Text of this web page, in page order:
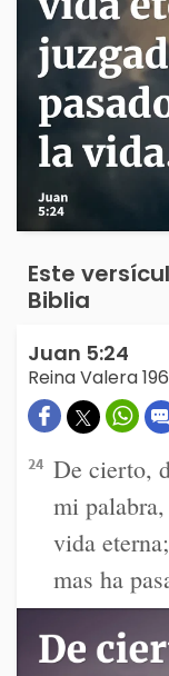
Este
Biblia
Juan 5:24
Reina Valera
24 De cierto,
mi
vida
mas ha